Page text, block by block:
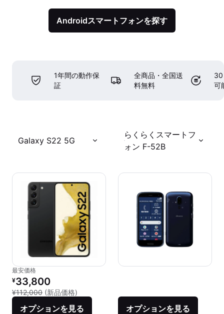
Androidスマートフォンを探す
1年間の動作保
証
全商品・全国送
料無料
30
可
Galaxy S22 5G
らくらくスマートフ
ォン F-52B
最安価格
リファービッシュ品の価格：
¥33,800
¥112,000 (新品価格)
オプションを見る オプションを見る